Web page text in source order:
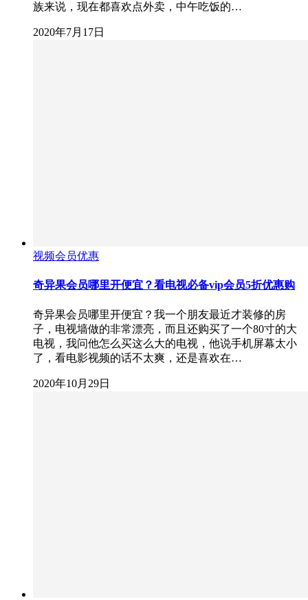
族来说，现在都喜欢点外卖，中午吃饭的…
2020年7月17日
视频会员优惠
奇异果会员哪里开便宜？看电视必备vip会员5折优惠购
奇异果会员哪里开便宜？我一个朋友最近才装修的房
子，电视墙做的非常漂亮，而且还购买了一个80寸的大
电视，我问他怎么买这么大的电视，他说手机屏幕太小
了，看电影视频的话不太爽，还是喜欢在…
2020年10月29日